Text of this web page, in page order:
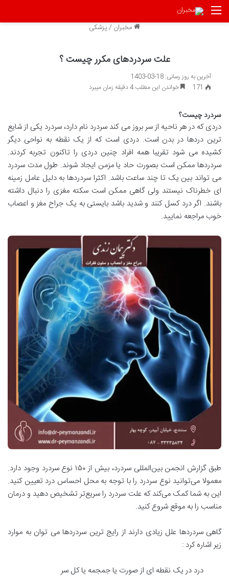
منو
مخبران /پزشکی
علت سردردهای مکرر چیست ؟
آخرین به روز رسانی: 18-03-1403
171
خواندن این مطلب 4 دقیقه زمان میبرد
سردرد چیست؟
دردی که در هر ناحیه از سر بروز می کند سردرد نام دارد، سردرد یکی از شایع
ترین دردها در بدن است. دردی است که از یک نقطه به نواحی دیگر
کشیده می شود تقریبا همه افراد چنین دردی را تاکنون تجربه کردند.
سردردها ممکن است بصورت حاد یا مزمن ایجاد شوند. طول مدت سردرد
می تواند بین یک تا چند ساعت باشد. اکثرا سردردها به دلیل عامل زمینه
ای خطرناک نیستند ولی گاهی ممکن است سکته مغزی را دنبال داشته
باشند. اگر درد کسل کنند و شدید باشد بایستی به یک جراح مغز و اعصاب
خوب مراجعه نمایید.
طبق گزارش انجمن بین‌المللی سردرد، بیش از ۱۵۰ نوع سردرد وجود دارد.
معمولا می‌توانید نوع سردرد را با توجه به محل احساس درد تعیین کنید.
این به شما کمک می‌کند که علت سردرد را سریع‌تر تشخیص دهید و درمان
مناسب را به ‌موقع شروع کنید.
گاهی سردردها علل زیادی دارند از رایج ترین سردردها می توان به موارد
زیر اشاره کرد :
درد در یک نقطه ای از صورت یا جمجمه یا کل سر